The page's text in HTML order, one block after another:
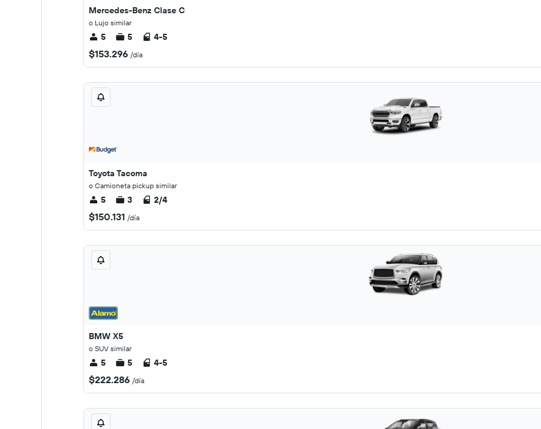
Mercedes-Benz Clase C
o Lujo similar
5 5 4-5
$153.296 /día
Toyota Tacoma
o Camioneta pickup similar
5 3 2/4
$150.131 /día
BMW X5
o SUV similar
5 5 4-5
$222.286 /día